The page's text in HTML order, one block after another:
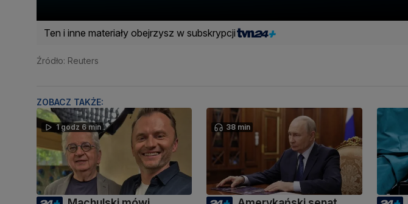
Ten i inne materiały obejrzysz w subskrypcji
Źródło: Reuters
ZOBACZ TAKŻE:
1 godz 6 min 38 min